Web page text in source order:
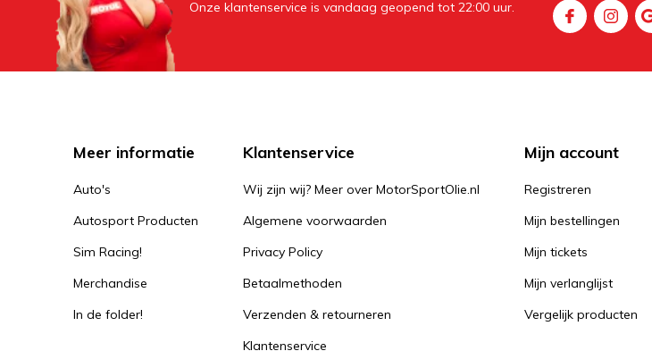
Onze klantenservice is vandaag geopend tot 22:00 uur.
Meer informatie
Auto's
Autosport Producten
Sim Racing!
Merchandise
In de folder!
Klantenservice
Wij zijn wij? Meer over MotorSportOlie.nl
Algemene voorwaarden
Privacy Policy
Betaalmethoden
Verzenden & retourneren
Klantenservice
Mijn account
Registreren
Mijn bestellingen
Mijn tickets
Mijn verlanglijst
Vergelijk producten